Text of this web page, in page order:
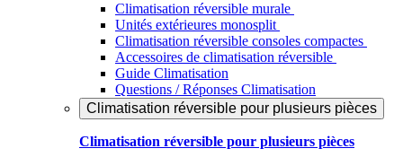
Climatisation réversible murale
Unités extérieures monosplit
Climatisation réversible consoles compactes
Accessoires de climatisation réversible
Guide Climatisation
Questions / Réponses Climatisation
Climatisation réversible pour plusieurs pièces
Climatisation réversible pour plusieurs pièces